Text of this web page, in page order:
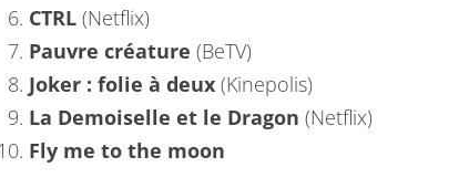
CTRL (Netflix)
Pauvre créature (BeTV)
Joker : folie à deux (Kinepolis)
La Demoiselle et le Dragon (Netflix)
Fly me to the moon